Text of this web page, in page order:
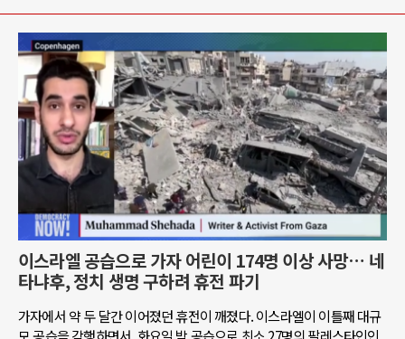
이스라엘 공습으로 가자 어린이 174명 이상 사망… 네
타냐후, 정치 생명 구하려 휴전 파기
가자에서 약 두 달간 이어졌던 휴전이 깨졌다. 이스라엘이 이틀째 대규